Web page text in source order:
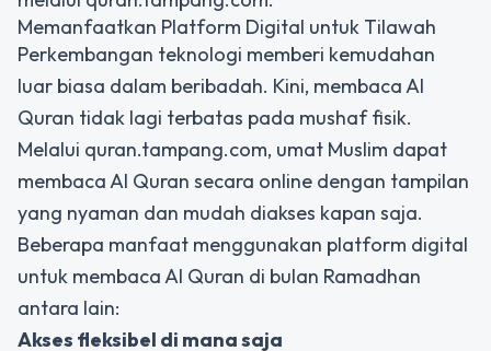
Memanfaatkan Platform Digital untuk Tilawah
Perkembangan teknologi memberi kemudahan
luar biasa dalam beribadah. Kini, membaca Al
Quran tidak lagi terbatas pada mushaf fisik.
Melalui quran.tampang.com, umat Muslim dapat
membaca Al Quran secara online dengan tampilan
yang nyaman dan mudah diakses kapan saja.
Beberapa manfaat menggunakan platform digital
untuk membaca Al Quran di bulan Ramadhan
antara lain:
Akses fleksibel di mana saja